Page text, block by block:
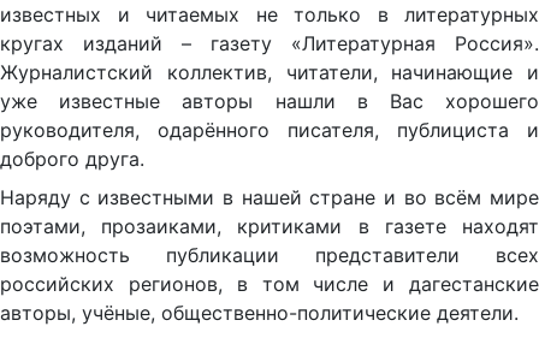
известных и читаемых не только в литературных
кругах изданий – газету «Литературная Россия».
Журналистский коллектив, читатели, начинающие и
уже известные авторы нашли в Вас хорошего
руководителя, одарённого писателя, публициста и
доброго друга.
Наряду с известными в нашей стране и во всём мире
поэтами, прозаиками, критиками в газете находят
возможность публикации представители всех
российских регионов, в том числе и дагестанские
авторы, учёные, общественно-политические деятели.